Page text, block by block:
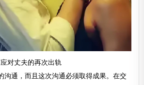
对丈夫的再次出轨
沟通，而且这次沟通必须取得成果。在交